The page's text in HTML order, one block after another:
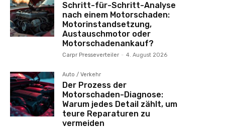
Schritt-für-Schritt-Analyse
nach einem Motorschaden:
Motorinstandsetzung,
Austauschmotor oder
Motorschadenankauf?
Carpr Presseverteiler - 4. August 2026
Auto / Verkehr
Der Prozess der
Motorschaden-Diagnose:
Warum jedes Detail zählt, um
teure Reparaturen zu
vermeiden